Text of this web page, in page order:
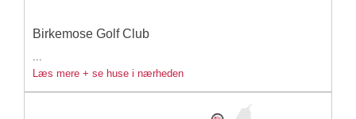
Birkemose Golf Club
...
Læs mere + se huse i nærheden